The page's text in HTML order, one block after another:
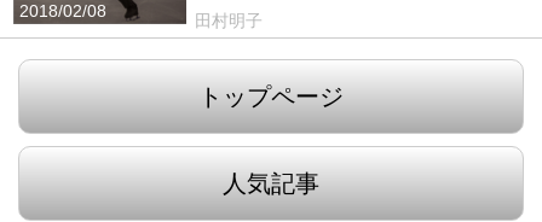
2018/02/08
田村明子
トップページ
人気記事